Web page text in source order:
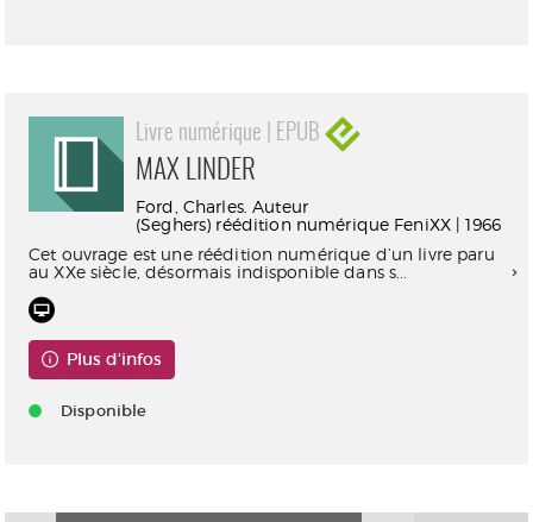
Livre numérique | EPUB
MAX LINDER
Ford, Charles. Auteur
(Seghers) réédition numérique FeniXX | 1966
Cet ouvrage est une réédition numérique d’un livre paru
au XXe siècle, désormais indisponible dans s...
Plus d'infos
Disponible